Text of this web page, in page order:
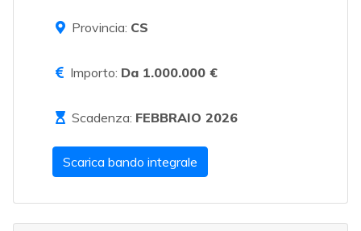
Provincia: CS
Importo: Da 1.000.000 €
Scadenza: FEBBRAIO 2026
Scarica bando integrale